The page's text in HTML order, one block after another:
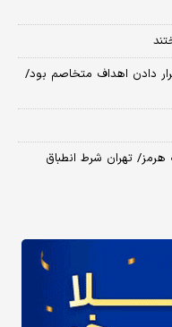
دادن اهداف متخاصم بود/
هرمز/ تهران شرط انطباق